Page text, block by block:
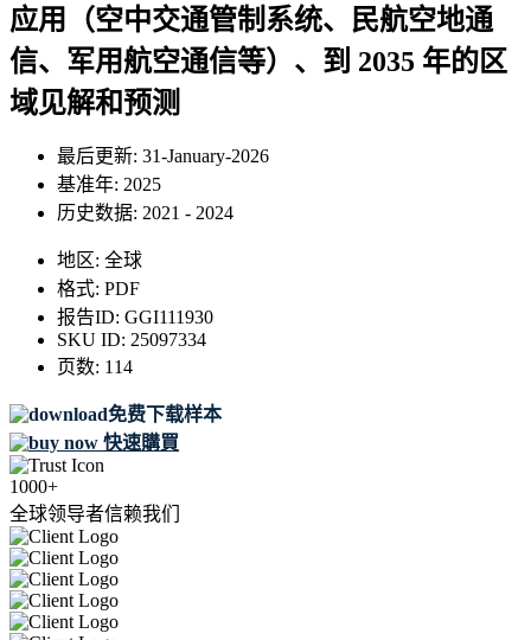
应用（空中交通管制系统、民航空地通
信、军用航空通信等）、到 2035 年的区
域见解和预测
最后更新: 31-January-2026
基准年: 2025
历史数据: 2021 - 2024
地区: 全球
格式: PDF
报告ID: GGI111930
SKU ID: 25097334
页数: 114
免费下载样本
快速購買
1000+
全球领导者信赖我们